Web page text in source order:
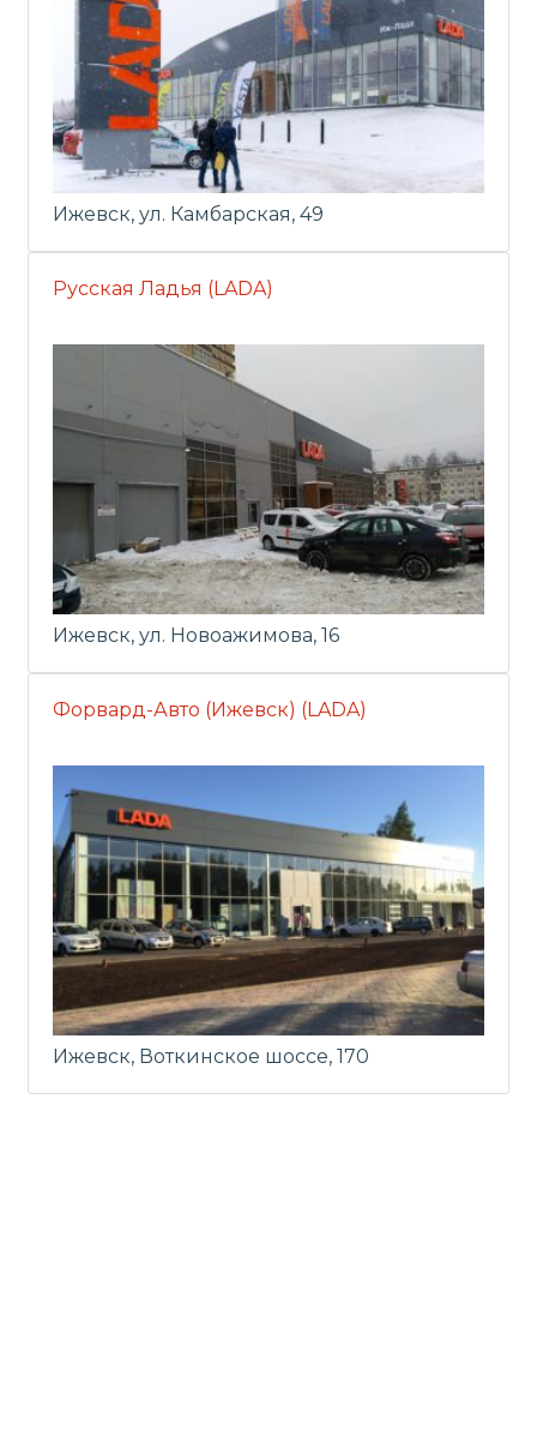
Ижевск, ул. Камбарская, 49
Русская Ладья (LADA)
Ижевск, ул. Новоажимова, 16
Форвард-Авто (Ижевск) (LADA)
Ижевск, Воткинское шоссе, 170